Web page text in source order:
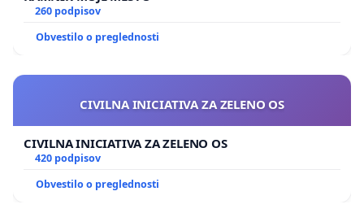
260 podpisov
Obvestilo o preglednosti
CIVILNA INICIATIVA ZA ZELENO OS
CIVILNA INICIATIVA ZA ZELENO OS
420 podpisov
Obvestilo o preglednosti